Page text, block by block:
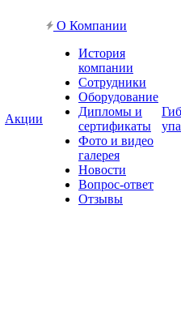
Акции
О Компании
История
компании
Сотрудники
Оборудование
Дипломы и
сертификаты
Фото и видео
галерея
Новости
Вопрос-ответ
Отзывы